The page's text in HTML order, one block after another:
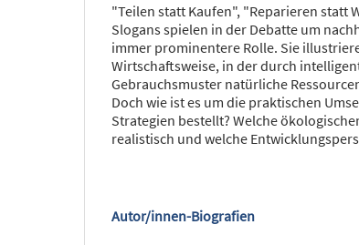
"Teilen statt Kaufen", "Reparieren statt
Slogans spielen in der Debatte um
immer prominentere Rolle. Sie
Wirtschaftsweise, in der durch
Gebrauchsmuster natürliche
Doch wie ist es um die praktischen
Strategien bestellt? Welche
realistisch und welche
Autor/innen-Biografien